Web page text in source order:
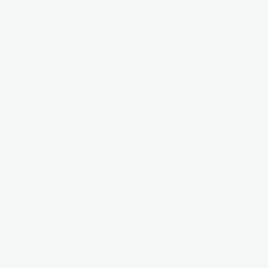
Bayern – digiDEM Bayern“ wurde eine
Die Datenerhebung erfolgte anonym. Die
Demenzpflege und die Postleitzahl anzugeben.
auf einer Skala von eins (nicht wichtig) bis
Die durchschnittliche Erfahrung mit dem Krankheitsbild
konnten bei den Angeboten „Angehörigengruppe/
r=0,651), „Angebote zur Unterstützung im Alltag
von Hilfsmitteln“ (M(pA)=9,0; M(pD)=7,97; p=0,043,
der Pflege entlasten[1]. Gleichwohl zeigt sich in
können niedrige Nutzungsraten ein Hinweis auf ein
dass die pA den überwiegenden Teil der